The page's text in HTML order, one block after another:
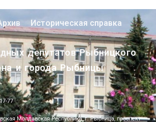
Историческая справка
депутатов Рыбницкого
и города Рыбницы
77
Молдавская Республика, г. Рыбница, проспект